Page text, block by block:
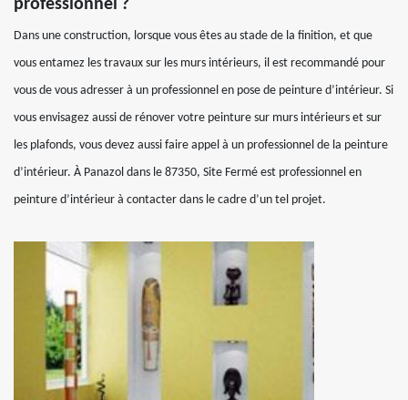
professionnel ?
Dans une construction, lorsque vous êtes au stade de la finition, et que
vous entamez les travaux sur les murs intérieurs, il est recommandé pour
vous de vous adresser à un professionnel en pose de peinture d’intérieur. Si
vous envisagez aussi de rénover votre peinture sur murs intérieurs et sur
les plafonds, vous devez aussi faire appel à un professionnel de la peinture
d’intérieur. À Panazol dans le 87350, Site Fermé est professionnel en
peinture d’intérieur à contacter dans le cadre d’un tel projet.